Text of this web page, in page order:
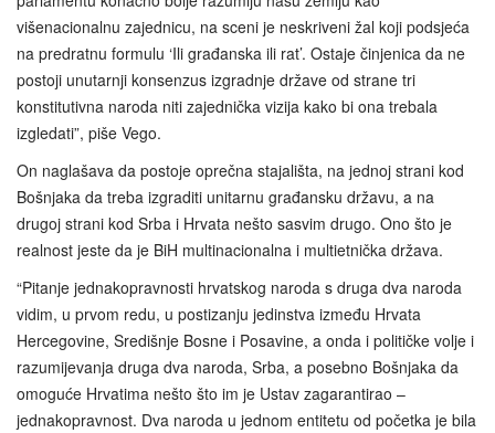
višenacionalnu zajednicu, na sceni je neskriveni žal koji podsjeća
na predratnu formulu ‘Ili građanska ili rat’. Ostaje činjenica da ne
postoji unutarnji konsenzus izgradnje države od strane tri
konstitutivna naroda niti zajednička vizija kako bi ona trebala
izgledati”, piše Vego.
On naglašava da postoje oprečna stajališta, na jednoj strani kod
Bošnjaka da treba izgraditi unitarnu građansku državu, a na
drugoj strani kod Srba i Hrvata nešto sasvim drugo. Ono što je
realnost jeste da je BiH multinacionalna i multietnička država.
“Pitanje jednakopravnosti hrvatskog naroda s druga dva naroda
vidim, u prvom redu, u postizanju jedinstva između Hrvata
Hercegovine, Središnje Bosne i Posavine, a onda i političke volje i
razumijevanja druga dva naroda, Srba, a posebno Bošnjaka da
omoguće Hrvatima nešto što im je Ustav zagarantirao –
jednakopravnost. Dva naroda u jednom entitetu od početka je bila